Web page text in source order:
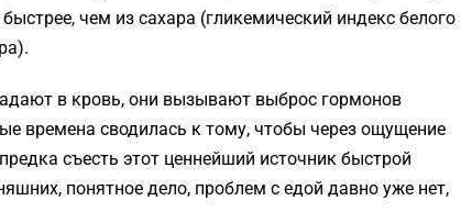
чем из сахара (гликемический индекс белого
в кровь, они вызывают выброс гормонов
времена сводилась к тому, чтобы через ощущение
съесть этот ценнейший источник быстрой
понятное дело, проблем с едой давно уже нет,